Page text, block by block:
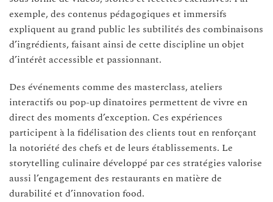
exemple, des contenus pédagogiques et immersifs
expliquent au grand public les subtilités des combinaisons
d’ingrédients, faisant ainsi de cette discipline un objet
d’intérêt accessible et passionnant.
Des événements comme des masterclass, ateliers
interactifs ou pop-up dînatoires permettent de vivre en
direct des moments d’exception. Ces expériences
participent à la fidélisation des clients tout en renforçant
la notoriété des chefs et de leurs établissements. Le
storytelling culinaire développé par ces stratégies valorise
aussi l’engagement des restaurants en matière de
durabilité et d’innovation food.